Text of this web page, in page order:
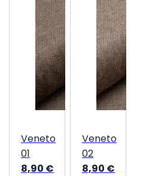
Veneto
01
8,90 €
Veneto
02
8,90 €